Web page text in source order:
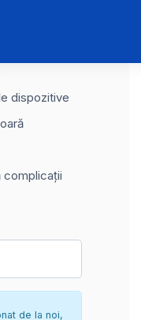
dispozitive
complicații
de la noi,